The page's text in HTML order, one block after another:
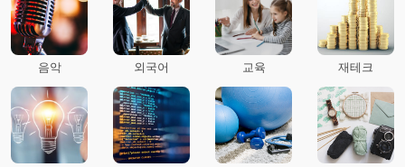
음악 외국어 교육 재테크